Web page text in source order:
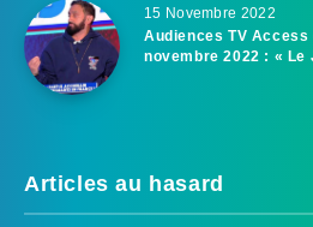
15 Novembre 2022
Audiences TV Access
novembre 2022 : « Le
Articles au hasard